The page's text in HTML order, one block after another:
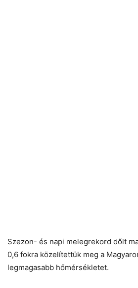
Szezon- és napi melegrekord dőlt
0,6 fokra közelítettük meg a
legmagasabb hőmérsékletet.